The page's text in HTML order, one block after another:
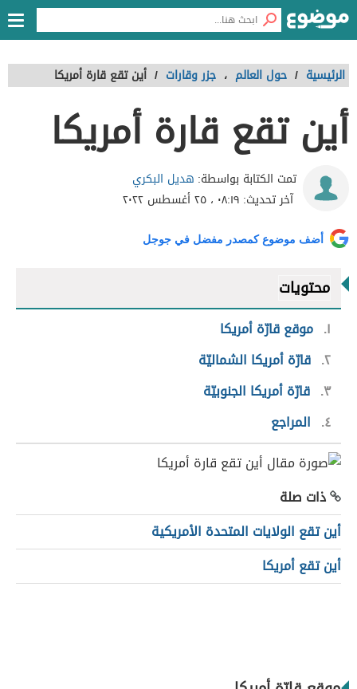
الرئيسية / حول العالم ، جزر وقارات / أين تقع قارة أمريكا
أين تقع قارة أمريكا
تمت الكتابة بواسطة: هديل البكري
آخر تحديث: ٠٨:١٩ ، ٢٥ أغسطس ٢٠٢٢
أضف موضوع كمصدر مفضل في جوجل
محتويات
١ موقع قارّة أمريكا
٢ قارّة أمريكا الشماليّة
٣ قارّة أمريكا الجنوبيّة
٤
المراجع
ذات صلة
أين تقع الولايات المتحدة الأمريكية
أين تقع أمريكا